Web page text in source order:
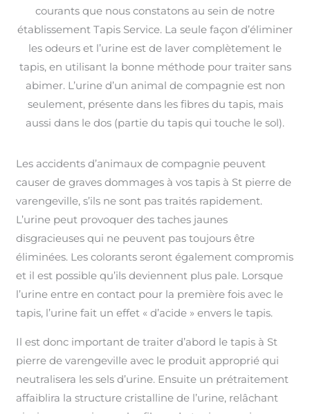
courants que nous constatons au sein de notre
établissement Tapis Service. La seule façon d’éliminer
les odeurs et l’urine est de laver complètement le
tapis, en utilisant la bonne méthode pour traiter sans
abimer. L’urine d’un animal de compagnie est non
seulement, présente dans les fibres du tapis, mais
aussi dans le dos (partie du tapis qui touche le sol).
Les accidents d’animaux de compagnie peuvent
causer de graves dommages à vos tapis à St pierre de
varengeville, s’ils ne sont pas traités rapidement.
L’urine peut provoquer des taches jaunes
disgracieuses qui ne peuvent pas toujours être
éliminées. Les colorants seront également compromis
et il est possible qu’ils deviennent plus pale. Lorsque
l’urine entre en contact pour la première fois avec le
tapis, l’urine fait un effet « d’acide » envers le tapis.
Il est donc important de traiter d’abord le tapis à St
pierre de varengeville avec le produit approprié qui
neutralisera les sels d’urine. Ensuite un prétraitement
affaiblira la structure cristalline de l’urine, relâchant